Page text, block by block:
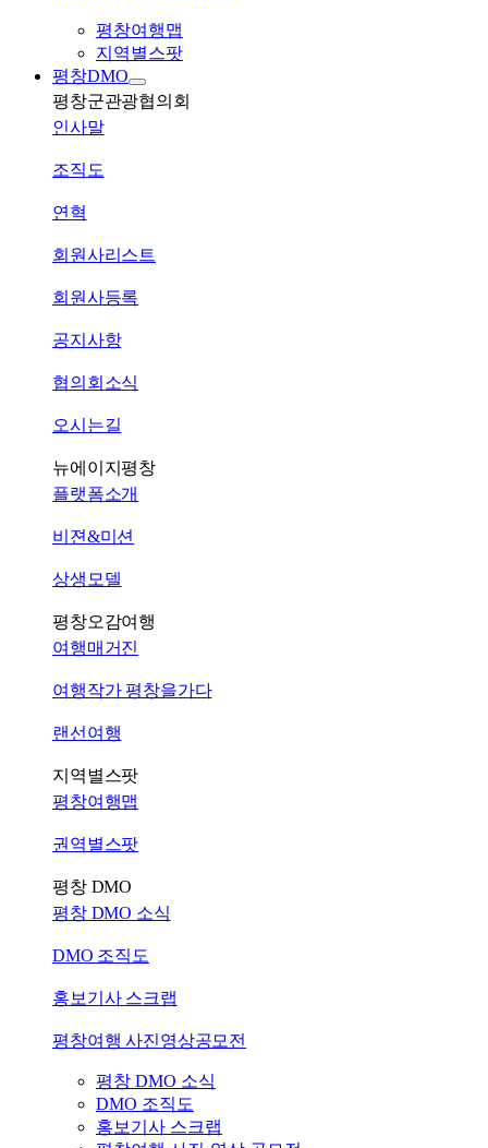
평창여행맵
지역별스팟
평창DMO
평창군관광협의회
인사말
조직도
연혁
회원사리스트
회원사등록
공지사항
협의회소식
오시는길
뉴에이지평창
플랫폼소개
비젼&미션
상생모델
평창오감여행
여행매거진
여행작가 평창을가다
랜선여행
지역별스팟
평창여행맵
권역별스팟
평창 DMO
평창 DMO 소식
DMO 조직도
홍보기사 스크랩
평창여행 사진영상공모전
평창 DMO 소식
DMO 조직도
홍보기사 스크랩